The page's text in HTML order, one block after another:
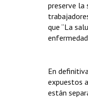
preserve la
que “La
En
expuestos
están